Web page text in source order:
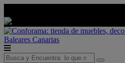
Baleares Canarias